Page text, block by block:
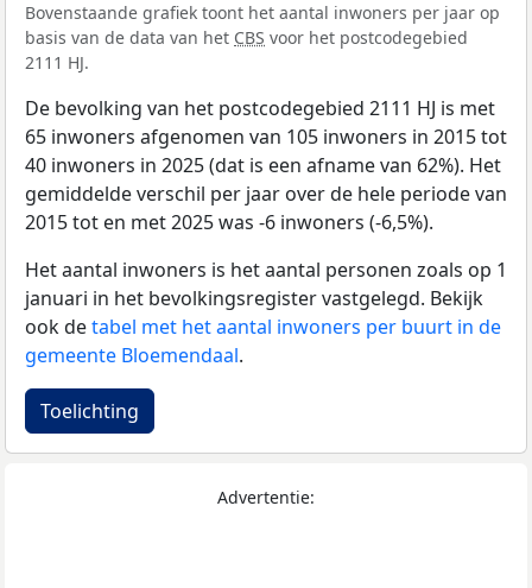
Bovenstaande grafiek toont het aantal inwoners per jaar op
basis van de data van het CBS voor het postcodegebied
2111 HJ.
De bevolking van het postcodegebied 2111 HJ is met
65 inwoners afgenomen van 105 inwoners in 2015 tot
40 inwoners in 2025 (dat is een afname van 62%). Het
gemiddelde verschil per jaar over de hele periode van
2015 tot en met 2025 was -6 inwoners (-6,5%).
Het aantal inwoners is het aantal personen zoals op 1
januari in het bevolkingsregister vastgelegd. Bekijk
ook detabel met het aantal inwoners per buurt in de
gemeente Bloemendaal.
Toelichting
Advertentie: